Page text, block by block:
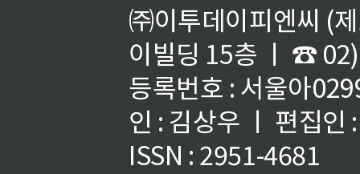
㈜이투데이피엔씨 (
이빌딩 15층 ㅣ ☎
등록번호 : 서울아
인 : 김상우 ㅣ 편집인
ISSN : 2951-4681